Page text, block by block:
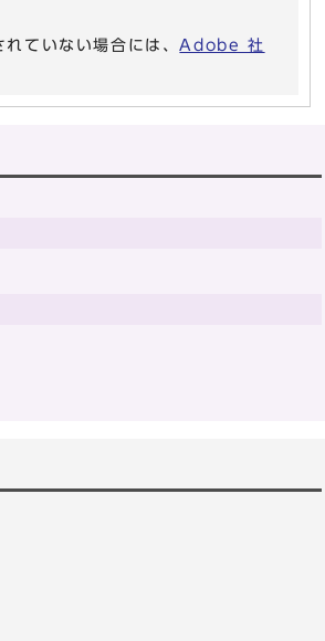
ていない場合には、Adobe 社